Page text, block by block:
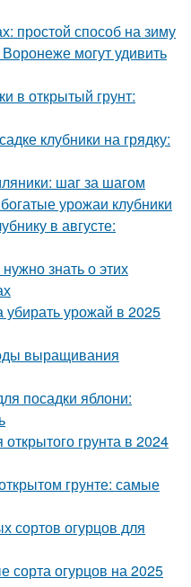
простой способ на зиму
могут удивить
в открытый грунт:
клубники на грядку:
шаг за шагом
урожаи клубники
в августе:
знать о этих
убирать урожай в 2025
выращивания
посадки яблони:
грунта в 2024
грунте: самые
сортов огурцов для
сорта огурцов на 2025